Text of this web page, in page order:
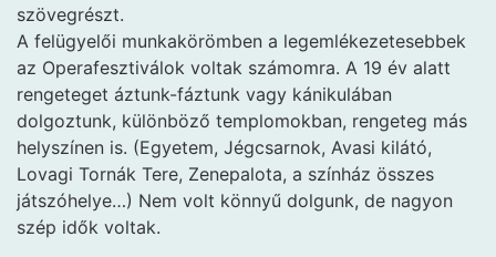
szövegrészt.
A felügyelői munkakörömben a legemlékezetesebbek
az Operafesztiválok voltak számomra. A 19 év alatt
rengeteget áztunk-fáztunk vagy kánikulában
dolgoztunk, különböző templomokban, rengeteg más
helyszínen is. (Egyetem, Jégcsarnok, Avasi kilátó,
Lovagi Tornák Tere, Zenepalota, a színház összes
játszóhelye…) Nem volt könnyű dolgunk, de nagyon
szép idők voltak.